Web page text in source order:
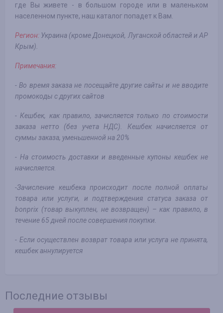
где Вы живете - в большом городе или в маленьком
населенном пункте, наш каталог попадет к Вам.
Регион: Украина (кроме Донецкой, Луганской областей и АР
Крым).
Примечания:
- Во время заказа не посещайте другие сайты и не вводите
промокоды с других сайтов
- Кешбек, как правило, зачисляется только по стоимости
заказа нетто (без учета НДС). Кешбек начисляется от
суммы заказа, уменьшенной на 20%
- На стоимость доставки и введенные купоны кешбек не
начисляется.
-Зачисление кешбека происходит после полной оплаты
товара или услуги, и подтверждения статуса заказа от
bonprix (товар выкуплен, не возвращен) – как правило, в
течение 65 дней после совершения покупки.
- Если осуществлен возврат товара или услуга не принята,
кешбек аннулируется
Последние отзывы